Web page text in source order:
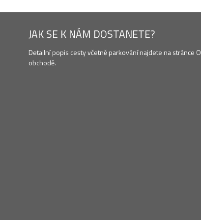
JAK SE K NÁM DOSTANETE?
Detailní popis cesty včetně parkování najdete na stránce O
obchodě.